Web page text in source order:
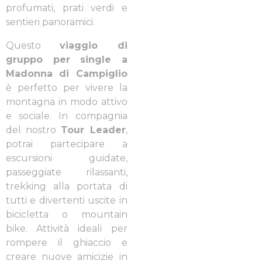
profumati, prati verdi e
sentieri panoramici.
Questoviaggio di
gruppo per single a
Madonna di Campiglio
è perfetto per vivere la
montagna in modo attivo
e sociale. In compagnia
del nostro Tour Leader,
potrai partecipare a
escursioni guidate,
passeggiate rilassanti,
trekking alla portata di
tutti e divertenti uscite in
bicicletta o mountain
bike. Attività ideali per
rompere il ghiaccio e
creare nuove amicizie in